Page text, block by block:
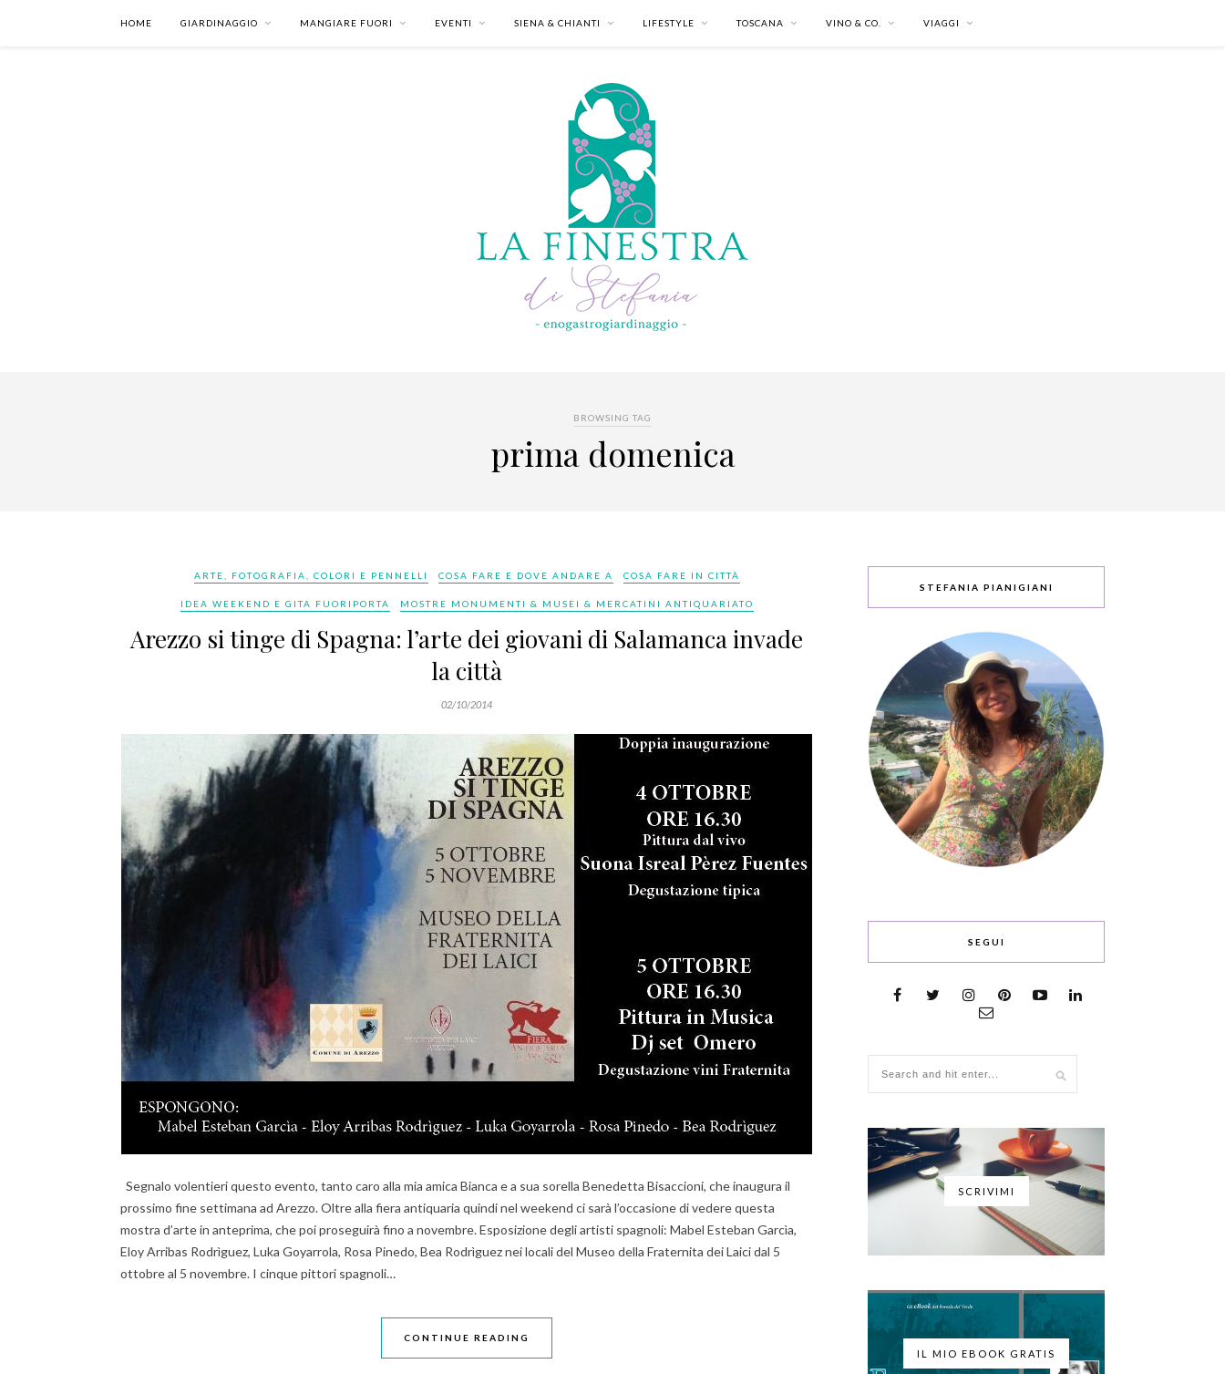
HOME GIARDINAGGIO MANGIARE FUORI EVENTI SIENA & CHIANTI LIFESTYLE TOSCANA VINO & CO. VIAGGI
BROWSING TAG
prima domenica
ARTE, FOTOGRAFIA, COLORI E PENNELLI COSA FARE E DOVE ANDARE A COSA FARE IN CITTÀ
IDEA WEEKEND E GITA FUORIPORTA MOSTRE MONUMENTI & MUSEI & MERCATINI ANTIQUARIATO
Arezzo si tinge di Spagna: l’arte dei giovani di Salamanca invade
la città
02/10/2014
Segnalo volentieri questo evento, tanto caro alla mia amica Bianca e a sua sorella Benedetta Bisaccioni, che inaugura il
prossimo fine settimana ad Arezzo. Oltre alla fiera antiquaria quindi nel weekend ci sarà l’occasione di vedere questa
mostra d’arte in anteprima, che poi proseguirà fino a novembre. Esposizione degli artisti spagnoli: Mabel Esteban Garcìa,
Eloy Arribas Rodrìguez, Luka Goyarrola, Rosa Pinedo, Bea Rodrìguez nei locali del Museo della Fraternita dei Laici dal 5
ottobre al 5 novembre. I cinque pittori spagnoli…
CONTINUE READING
STEFANIA PIANIGIANI
SEGUI
SCRIVIMI
IL MIO EBOOK GRATIS